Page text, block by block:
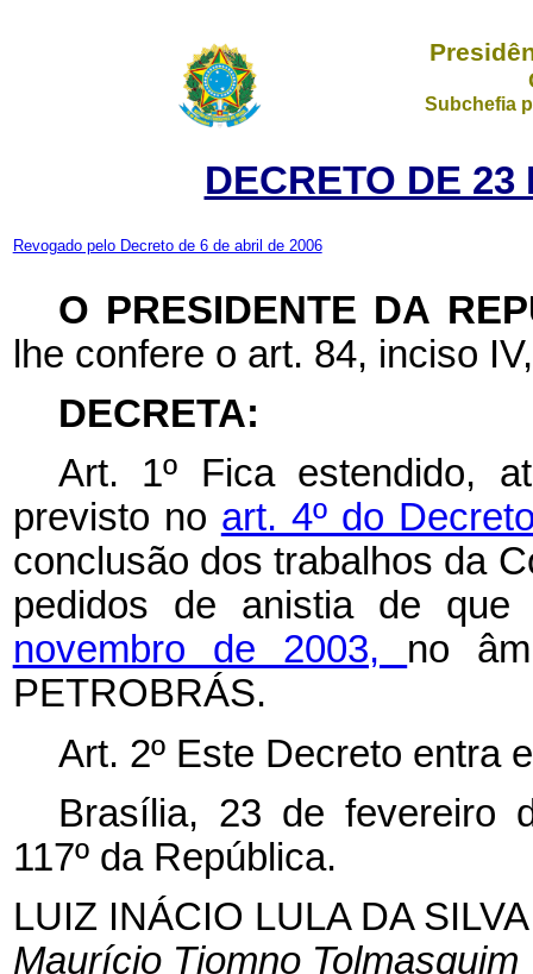
Subchefia
DECRETO DE 23
Revogado pelo Decreto de 6 de abril de 2006
O PRESIDENTE DA
lhe confere o art. 84, inciso
DECRETA:
Art. 1º Fica estendido,
previsto no art. 4º do
conclusão dos trabalhos da
pedidos de anistia de
novembro de 2003, no
PETROBRÁS.
Art. 2º Este Decreto entra
Brasília, 23 de fevereiro
117º da República.
LUIZ INÁCIO LULA DA SILVA
Maurício Tiomno Tolmasquim